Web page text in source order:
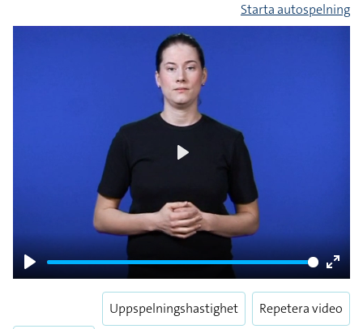
Starta autospelning
Play
Enter
Uppspelningshastighet Repetera video